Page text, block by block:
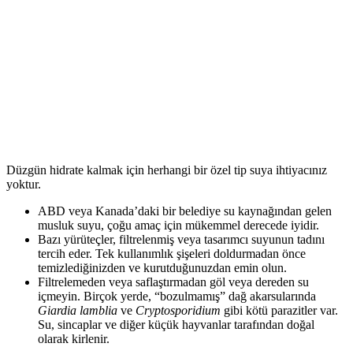
Düzgün hidrate kalmak için herhangi bir özel tip suya ihtiyacınız
yoktur.
ABD veya Kanada’daki bir belediye su kaynağından gelen
musluk suyu, çoğu amaç için mükemmel derecede iyidir.
Bazı yürüteçler, filtrelenmiş veya tasarımcı suyunun tadını
tercih eder. Tek kullanımlık şişeleri doldurmadan önce
temizlediğinizden ve kurutduğunuzdan emin olun.
Filtrelemeden veya saflaştırmadan göl veya dereden su
içmeyin. Birçok yerde, “bozulmamış” dağ akarsularında
Giardia lamblia ve Cryptosporidium gibi kötü parazitler var.
Su, sincaplar ve diğer küçük hayvanlar tarafından doğal
olarak kirlenir.